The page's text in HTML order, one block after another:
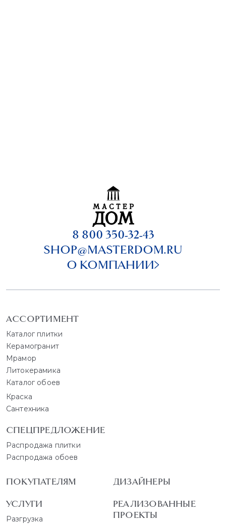
8 800 350-32-43
SHOP@MASTERDOM.RU
О КОМПАНИИ
АССОРТИМЕНТ
Каталог плитки
Керамогранит
Мрамор
Литокерамика
Каталог обоев
Краска
Сантехника
СПЕЦПРЕДЛОЖЕНИЕ
Распродажа плитки
Распродажа обоев
ПОКУПАТЕЛЯМ
УСЛУГИ
Разгрузка
ДИЗАЙНЕРЫ
РЕАЛИЗОВАННЫЕ
ПРОЕКТЫ